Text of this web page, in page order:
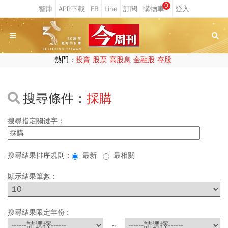
0
熱門： 投資 股票 高股息 金融股 存股
搜尋條件： 採購
搜尋指定關鍵字：
搜尋結果排序規則： 最新 最相關
顯示結果筆數：
搜尋結果限定年份 :
~